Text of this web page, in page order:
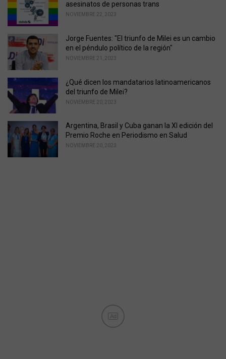
asesinatos de personas trans
NOVIEMBRE 22, 2023
Jorge Fuentes: "El triunfo de Milei es un cambio
en el péndulo político de la región"
NOVIEMBRE 21, 2023
¿Qué dicen los mandatarios latinoamericanos
del triunfo de Milei?
NOVIEMBRE 20, 2023
Argentina, Brasil y Cuba ganan la XI edición del
Premio Roche en Periodismo en Salud
NOVIEMBRE 20, 2023
Ad